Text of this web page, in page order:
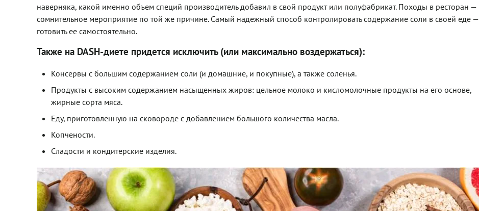
наверняка, какой именно объем специй производитель добавил в свой продукт или полуфабрикат. Походы в ресторан —
сомнительное мероприятие по той же причине. Самый надежный способ контролировать содержание соли в своей еде —
готовить ее самостоятельно.
Также на DASH-диете придется исключить (или максимально воздержаться):
Консервы с большим содержанием соли (и домашние, и покупные), а также соленья.
Продукты с высоким содержанием насыщенных жиров: цельное молоко и кисломолочные продукты на его основе,
жирные сорта мяса.
Еду, приготовленную на сковороде с добавлением большого количества масла.
Копчености.
Сладости и кондитерские изделия.